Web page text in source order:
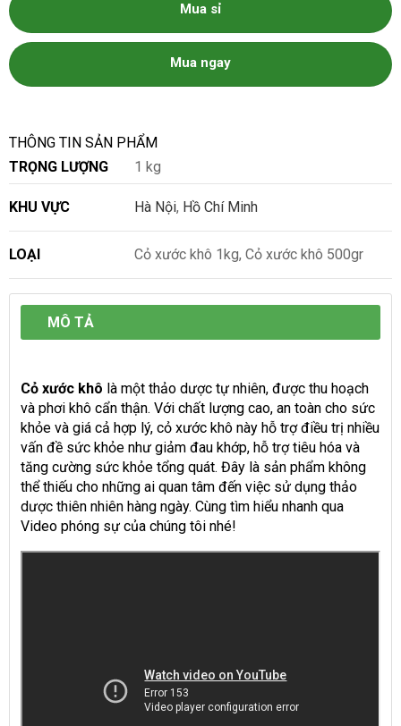
Mua sỉ
Mua ngay
THÔNG TIN SẢN PHẨM
TRỌNG LƯỢNG
1 kg
KHU VỰC Hà Nội, Hồ Chí Minh
LOẠI Cỏ xước khô 1kg, Cỏ xước khô 500gr
MÔ TẢ
Cỏ xước khô là một thảo dược tự nhiên, được thu hoạch
và phơi khô cẩn thận. Với chất lượng cao, an toàn cho sức
khỏe và giá cả hợp lý, cỏ xước khô này hỗ trợ điều trị nhiều
vấn đề sức khỏe như giảm đau khớp, hỗ trợ tiêu hóa và
tăng cường sức khỏe tổng quát. Đây là sản phẩm không
thể thiếu cho những ai quan tâm đến việc sử dụng thảo
dược thiên nhiên hàng ngày. Cùng tìm hiểu nhanh qua
Video phóng sự của chúng tôi nhé!